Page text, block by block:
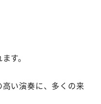
す。
い演奏に、多くの来